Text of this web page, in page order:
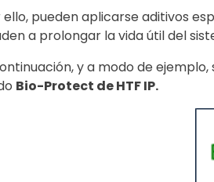
ello, pueden aplicarse aditivos
a prolongar la vida útil del
y a modo de
Bio-Protect de HTF IP.